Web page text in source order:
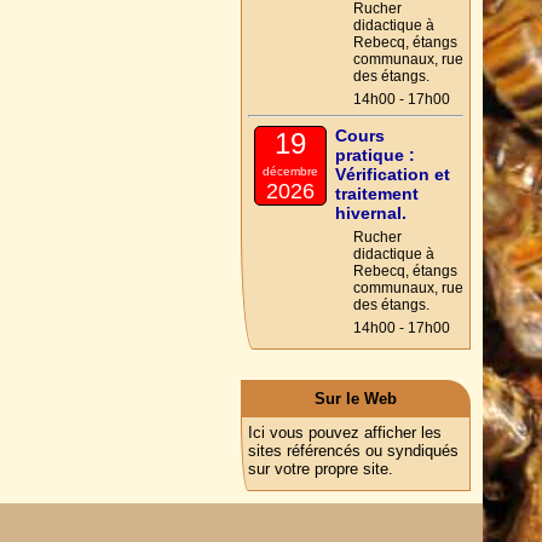
Rucher
didactique à
Rebecq, étangs
communaux, rue
des étangs.
14h00 - 17h00
19
décembre
2026
Cours
pratique :
Vérification et
traitement
hivernal.
Rucher
didactique à
Rebecq, étangs
communaux, rue
des étangs.
14h00 - 17h00
Sur le Web
Ici vous pouvez afficher les
sites référencés ou syndiqués
sur votre propre site.